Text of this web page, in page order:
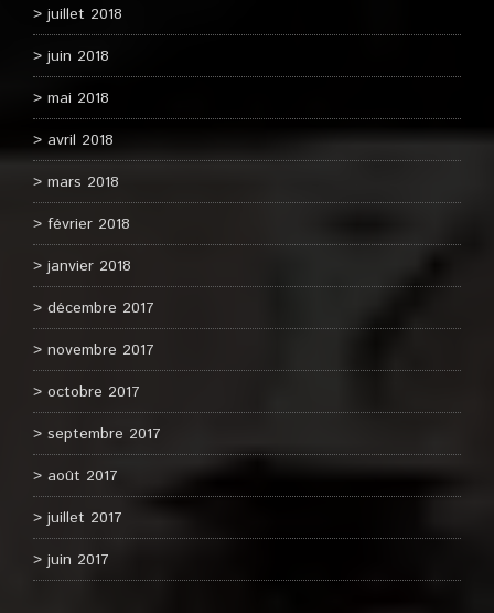
juillet 2018
juin 2018
mai 2018
avril 2018
mars 2018
février 2018
janvier 2018
décembre 2017
novembre 2017
octobre 2017
septembre 2017
août 2017
juillet 2017
juin 2017